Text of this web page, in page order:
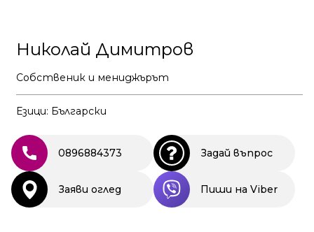
Николай Димитров
Собственик и мениджърът
Езици: Български
0896884373 Задай въпрос
Заяви оглед Пиши на Viber